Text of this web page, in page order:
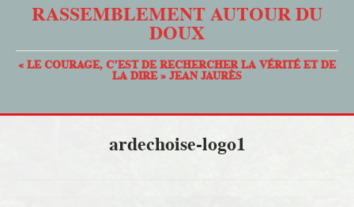
RASSEMBLEMENT AUTOUR DU
DOUX
« LE COURAGE, C’EST DE RECHERCHER LA VÉRITÉ ET DE
LA DIRE » JEAN JAURÈS
ardechoise-logo1